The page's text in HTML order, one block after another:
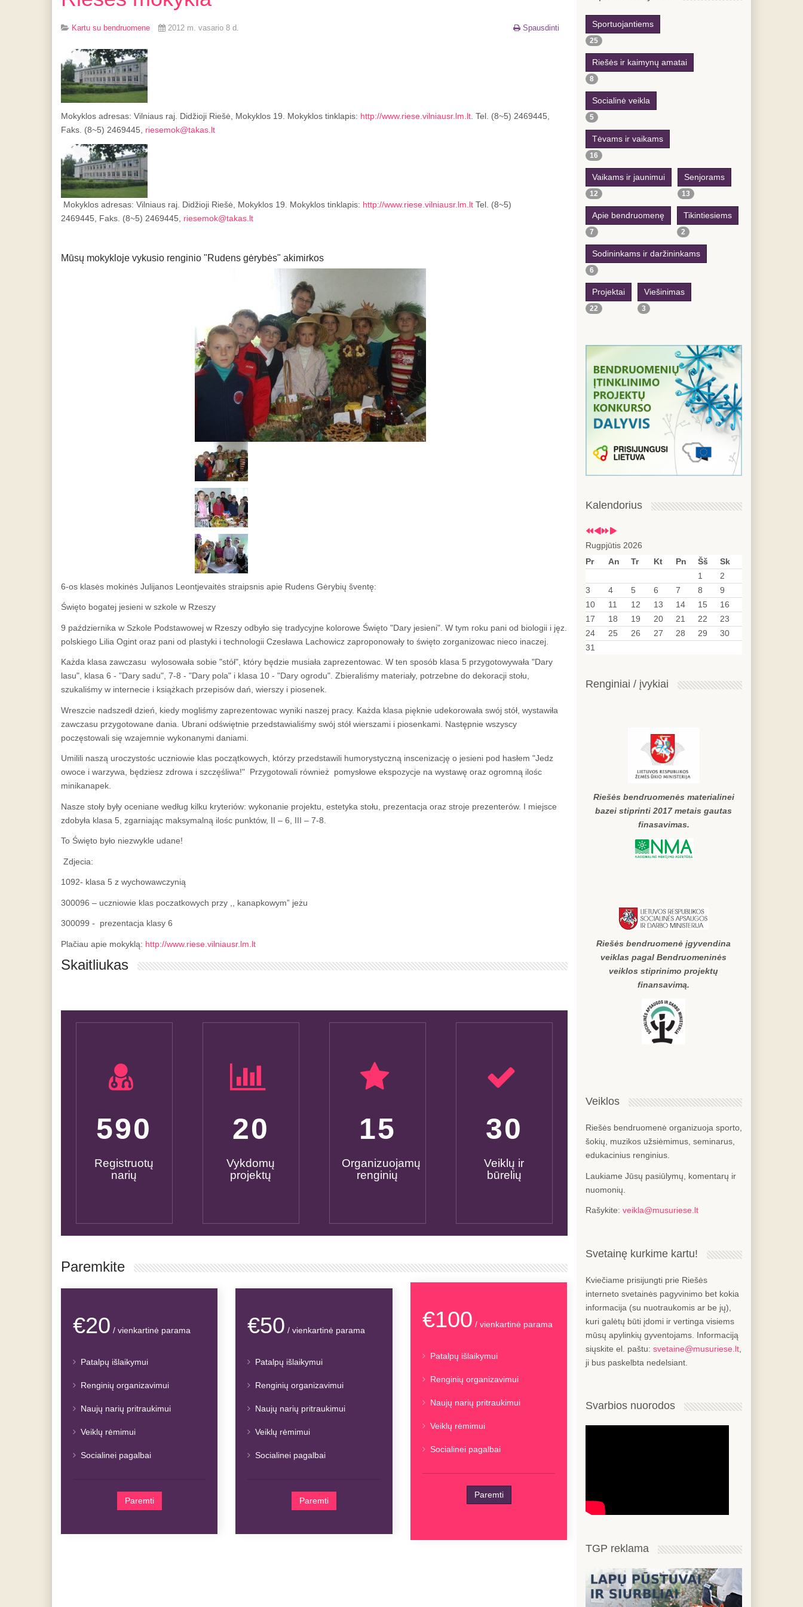
Spausdinti
Kartu su bendruomene 2012 m. vasario 8 d.
Mokyklos adresas: Vilniaus raj. Didžioji Riešė, Mokyklos 19. Mokyklos tinklapis: http://www.riese.vilniausr.lm.lt. Tel. (8~5) 2469445,
Faks. (8~5) 2469445, riesemok@takas.lt
Mokyklos adresas: Vilniaus raj. Didžioji Riešė, Mokyklos 19. Mokyklos tinklapis: http://www.riese.vilniausr.lm.lt Tel. (8~5)
2469445, Faks. (8~5) 2469445, riesemok@takas.lt
Mūsų mokykloje vykusio renginio "Rudens gėrybės" akimirkos
6-os klasės mokinės Julijanos Leontjevaitės straipsnis apie Rudens Gėrybių šventę:
Święto bogatej jesieni w szkole w Rzeszy
9 października w Szkole Podstawowej w Rzeszy odbyło się tradycyjne kolorowe Święto "Dary jesieni". W tym roku pani od biologii i jęz.
polskiego Lilia Ogint oraz pani od plastyki i technologii Czesława Lachowicz zaproponowały to święto zorganizowac nieco inaczej.
Każda klasa zawczasu wylosowała sobie "stół", który będzie musiała zaprezentowac. W ten sposób klasa 5 przygotowywała "Dary
lasu", klasa 6 - "Dary sadu", 7-8 - "Dary pola" i klasa 10 - "Dary ogrodu". Zbieraliśmy materiały, potrzebne do dekoracji stołu,
szukaliśmy w internecie i książkach przepisów dań, wierszy i piosenek.
Wreszcie nadszedł dzień, kiedy mogliśmy zaprezentowac wyniki naszej pracy. Każda klasa pięknie udekorowała swój stół, wystawiła
zawczasu przygotowane dania. Ubrani odświętnie przedstawialiśmy swój stół wierszami i piosenkami. Następnie wszyscy
poczęstowali się wzajemnie wykonanymi daniami.
Umilili naszą uroczystośc uczniowie klas początkowych, którzy przedstawili humorystyczną inscenizację o jesieni pod hasłem "Jedz
owoce i warzywa, będziesz zdrowa i szczęśliwa!" Przygotowali również pomysłowe ekspozycje na wystawę oraz ogromną ilośc
minikanapek.
Nasze stoły były oceniane według kilku kryteriów: wykonanie projektu, estetyka stołu, prezentacja oraz stroje prezenterów. I miejsce
zdobyła klasa 5, zgarniając maksymalną ilośc punktów, II – 6, III – 7-8.
To Święto było niezwykle udane!
Zdjecia:
1092- klasa 5 z wychowawczynią
300096 – uczniowie klas poczatkowych przy ,, kanapkowym” jeżu
300099 - prezentacja klasy 6
Plačiau apie mokyklą: http://www.riese.vilniausr.lm.lt
Skaitliukas
600
Registruotų
narių
20
Vykdomų
projektų
15
Organizuojamų
renginių
30
Veiklų ir
būrelių
Paremkite
€20 / vienkartinė parama
Patalpų išlaikymui
Renginių organizavimui
Naujų narių pritraukimui
Veiklų rėmimui
Socialinei pagalbai
Paremti
€50 / vienkartinė parama
Patalpų išlaikymui
Renginių organizavimui
Naujų narių pritraukimui
Veiklų rėmimui
Socialinei pagalbai
Paremti
€100 / vienkartinė parama
Patalpų išlaikymui
Renginių organizavimui
Naujų narių pritraukimui
Veiklų rėmimui
Socialinei pagalbai
Paremti
Sportuojantiems
25
Riešės ir kaimynų amatai
8
Socialinė veikla
5
Tėvams ir vaikams
16
Vaikams ir jaunimui
12
Senjorams
13
Apie bendruomenę
7
Tikintiesiems
2
Sodininkams ir daržininkams
6
Projektai
22
Viešinimas
3
Kalendorius
Rugpjūtis 2026
Pr
An Tr Kt Pn Šš
Sk
1
2
3
4 5 6 7 8
9
10
11 12 13 14 15
16
17
18 19 20 21 22
23
24
25 26 27 28 29
30
31
Renginiai / įvykiai
Riešės bendruomenės materialinei
bazei stiprinti 2017 metais gautas
finasavimas.
Riešės bendruomenė įgyvendina
veiklas pagal Bendruomeninės
veiklos stiprinimo projektų
finansavimą.
Veiklos
Riešės bendruomenė organizuoja sporto,
šokių, muzikos užsiėmimus, seminarus,
edukacinius renginius.
Laukiame Jūsų pasiūlymų, komentarų ir
nuomonių.
Rašykite: veikla@musuriese.lt
Svetainę kurkime kartu!
Kviečiame prisijungti prie Riešės
interneto svetainės pagyvinimo bet kokia
informacija (su nuotraukomis ar be jų),
kuri galėtų būti įdomi ir vertinga visiems
mūsų apylinkių gyventojams. Informaciją
siųskite el. paštu: svetaine@musuriese.lt,
ji bus paskelbta nedelsiant.
Svarbios nuorodos
TGP reklama